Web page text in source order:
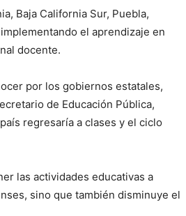
Baja California Sur, Puebla,
el aprendizaje en
docente.
por los gobiernos estatales,
de Educación Pública,
regresaría a clases y el ciclo
las actividades educativas a
sino que también disminuye el